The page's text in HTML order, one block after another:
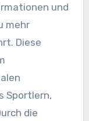
und
mehr
Diese
Sportlern,
die